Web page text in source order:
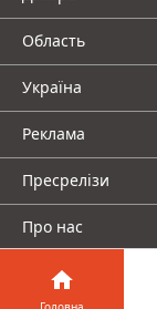
Область
Україна
Реклама
Пресрелізи
Про нас